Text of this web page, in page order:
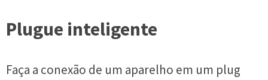
Plugue inteligente
Faça a conexão de um aparelho em um plug